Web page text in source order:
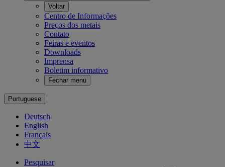
Voltar
Centro de Informações
Preços dos metais
Contato
Feiras e eventos
Downloads
Imprensa
Boletim informativo
Fechar menu
Portuguese
Deutsch
English
Français
中文
Pesquisar